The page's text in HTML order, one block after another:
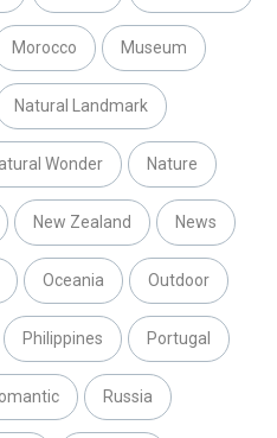
Morocco Museum
Natural Landmark
Wonder Nature
New Zealand News
Oceania Outdoor
Philippines Portugal
Russia